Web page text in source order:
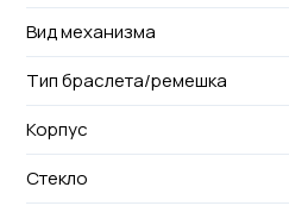
Вид механизма
Тип браслета/ремешка
Корпус
Стекло